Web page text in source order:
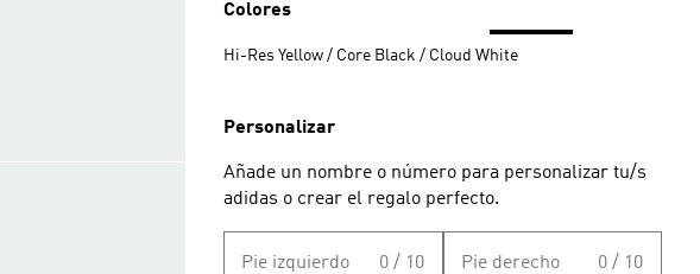
Colores
Hi-Res Yellow / Core Black / Cloud White
Personalizar
Añade un nombre o número para personalizar tu/s
adidas o crear el regalo perfecto.
Pie izquierdo 0 / 10 Pie derecho 0 / 10